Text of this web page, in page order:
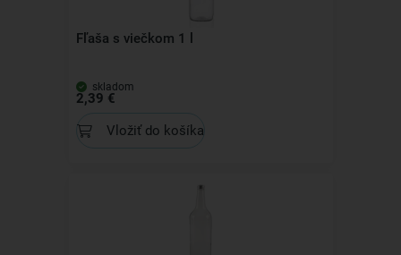
Fľaša s viečkom 1 l
skladom
2,39 €
Vložiť do košíka